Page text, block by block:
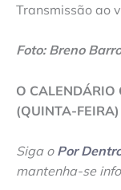
Transmissão ao
Foto: Breno
O CALENDÁRIO
(QUINTA-FEIRA)
Siga o Por
mantenha-se